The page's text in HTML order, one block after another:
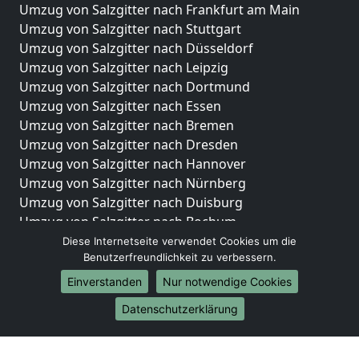
Umzug von Salzgitter nach Frankfurt am Main
Umzug von Salzgitter nach Stuttgart
Umzug von Salzgitter nach Düsseldorf
Umzug von Salzgitter nach Leipzig
Umzug von Salzgitter nach Dortmund
Umzug von Salzgitter nach Essen
Umzug von Salzgitter nach Bremen
Umzug von Salzgitter nach Dresden
Umzug von Salzgitter nach Hannover
Umzug von Salzgitter nach Nürnberg
Umzug von Salzgitter nach Duisburg
Umzug von Salzgitter nach Bochum
Umzug von Salzgitter nach Wuppertal
Umzug von Salzgitter nach Bielefeld
Umzug von Salzgitter nach Bonn
Umzug von Salzgitter nach Münster
Diese Internetseite verwendet Cookies um die
Benutzerfreundlichkeit zu verbessern.
Einverstanden
Nur notwendige Cookies
Datenschutzerklärung